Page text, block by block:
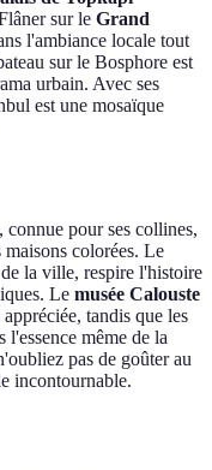
sur le Grand
l'ambiance locale tout
sur le Bosphore est
urbain. Avec ses
est une mosaïque
pour ses collines,
maisons colorées. Le
la ville, respire l'histoire
Le musée Calouste
tandis que les
l'essence même de la
pas de goûter au
incontournable.